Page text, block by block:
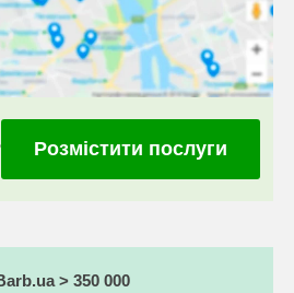
Розмістити послуги
> 350 000